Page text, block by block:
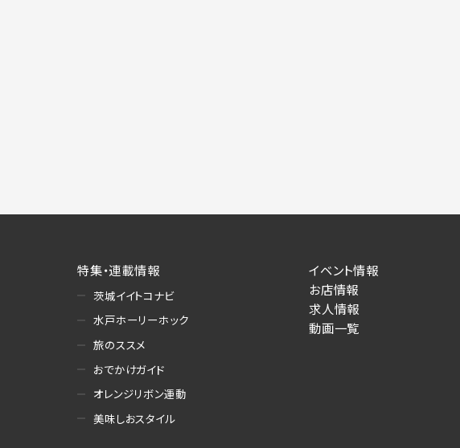
特集・連載情報
茨城イイトコナビ
水戸ホーリーホック
旅のススメ
おでかけガイド
オレンジリボン運動
美味しおスタイル
イベント情報
お店情報
求人情報
動画一覧